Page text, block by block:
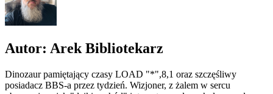
Autor: Arek Bibliotekarz
Dinozaur pamiętający czasy LOAD "*",8,1 oraz szczęśliwy
posiadacz BBS-a przez tydzień. Wizjoner, z żalem w sercu